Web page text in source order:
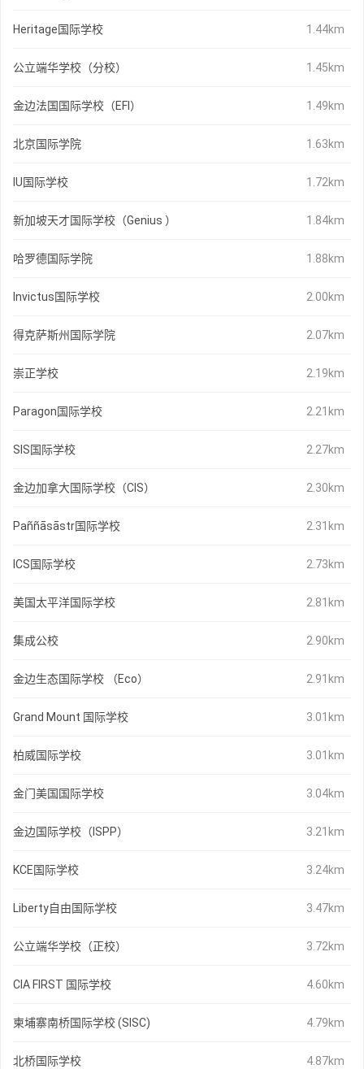
Heritage国际学校 1.44km
公立端华学校（分校） 1.45km
金边法国国际学校（EFI） 1.49km
北京国际学院 1.63km
IU国际学校 1.72km
新加坡天才国际学校（Genius ） 1.84km
哈罗德国际学院 1.88km
Invictus国际学校 2.00km
得克萨斯州国际学院 2.07km
崇正学校 2.19km
Paragon国际学校 2.21km
SIS国际学校 2.27km
金边加拿大国际学校（CIS） 2.30km
Paññāsāstr国际学校 2.31km
ICS国际学校 2.73km
美国太平洋国际学校 2.81km
集成公校 2.90km
金边生态国际学校 （Eco） 2.91km
Grand Mount 国际学校 3.01km
柏威国际学校 3.01km
金门美国国际学校 3.04km
金边国际学校（ISPP） 3.21km
KCE国际学校 3.24km
Liberty自由国际学校 3.47km
公立端华学校（正校） 3.72km
CIA FIRST 国际学校 4.60km
柬埔寨南桥国际学校 (SISC) 4.79km
北桥国际学校 4.87km